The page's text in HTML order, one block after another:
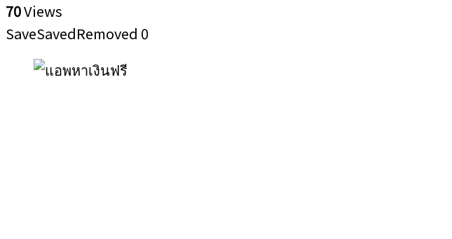
70Views
SaveSavedRemoved 0